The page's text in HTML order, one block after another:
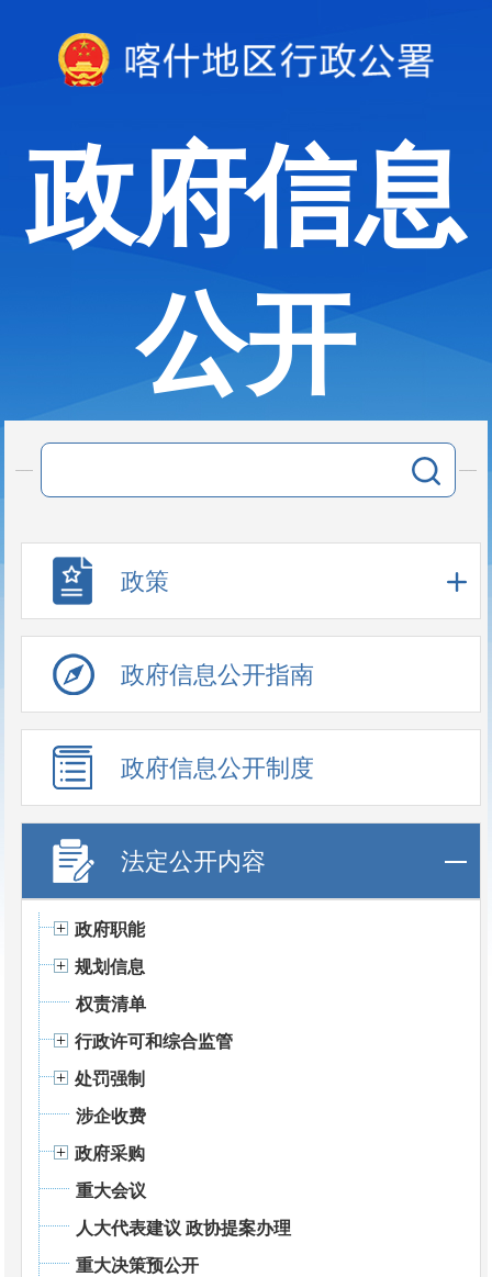
政府信息
公开
政策
政府信息公开指南
政府信息公开制度
法定公开内容
政府职能
规划信息
权责清单
行政许可和综合监管
处罚强制
涉企收费
政府采购
重大会议
人大代表建议 政协提案办理
重大决策预公开